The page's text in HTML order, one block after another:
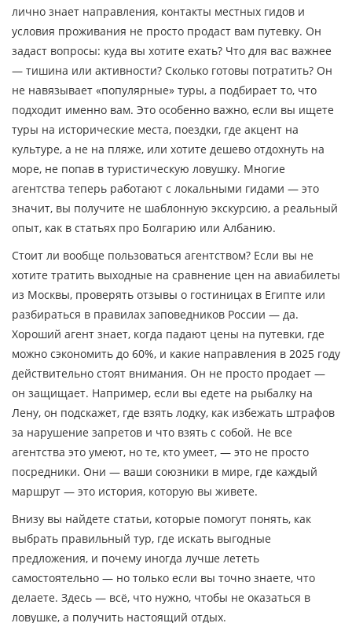
лично знает направления, контакты местных гидов и
условия проживания не просто продаст вам путевку. Он
задаст вопросы: куда вы хотите ехать? Что для вас важнее
— тишина или активности? Сколько готовы потратить? Он
не навязывает «популярные» туры, а подбирает то, что
подходит именно вам. Это особенно важно, если вы ищете
туры на исторические места, поездки, где акцент на
культуре, а не на пляже, или хотите дешево отдохнуть на
море, не попав в туристическую ловушку. Многие
агентства теперь работают с локальными гидами — это
значит, вы получите не шаблонную экскурсию, а реальный
опыт, как в статьях про Болгарию или Албанию.
Стоит ли вообще пользоваться агентством? Если вы не
хотите тратить выходные на сравнение цен на авиабилеты
из Москвы, проверять отзывы о гостиницах в Египте или
разбираться в правилах заповедников России — да.
Хороший агент знает, когда падают цены на путевки, где
можно сэкономить до 60%, и какие направления в 2025 году
действительно стоят внимания. Он не просто продает —
он защищает. Например, если вы едете на рыбалку на
Лену, он подскажет, где взять лодку, как избежать штрафов
за нарушение запретов и что взять с собой. Не все
агентства это умеют, но те, кто умеет, — это не просто
посредники. Они — ваши союзники в мире, где каждый
маршрут — это история, которую вы живете.
Внизу вы найдете статьи, которые помогут понять, как
выбрать правильный тур, где искать выгодные
предложения, и почему иногда лучше лететь
самостоятельно — но только если вы точно знаете, что
делаете. Здесь — всё, что нужно, чтобы не оказаться в
ловушке, а получить настоящий отдых.